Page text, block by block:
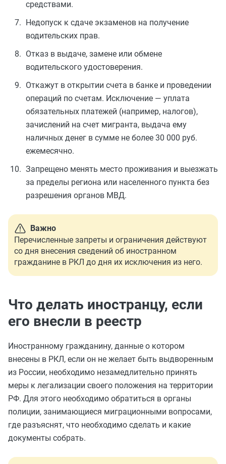
средствами.
Недопуск к сдаче экзаменов на получение
водительских прав.
Отказ в выдаче, замене или обмене
водительского удостоверения.
Откажут в открытии счета в банке и проведении
операций по счетам. Исключение — уплата
обязательных платежей (например, налогов),
зачислений на счет мигранта, выдача ему
наличных денег в сумме не более 30 000 руб.
ежемесячно.
Запрещено менять место проживания и выезжать
за пределы региона или населенного пункта без
разрешения органов МВД.
Важно
Перечисленные запреты и ограничения действуют
со дня внесения сведений об иностранном
гражданине в РКЛ до дня их исключения из него.
Что делать иностранцу, если
его внесли в реестр
Иностранному гражданину, данные о котором
внесены в РКЛ, если он не желает быть выдворенным
из России, необходимо незамедлительно принять
меры к легализации своего положения на территории
РФ. Для этого необходимо обратиться в органы
полиции, занимающиеся миграционными вопросами,
где разъяснят, что необходимо сделать и какие
документы собрать.